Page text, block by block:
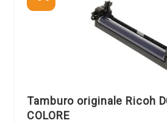
Tamburo originale Ricoh
COLORE